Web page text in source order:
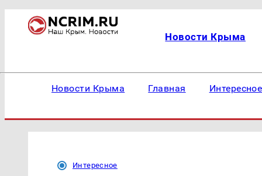
Новости Крыма
Новости Крыма Главная Интересное
Интересное